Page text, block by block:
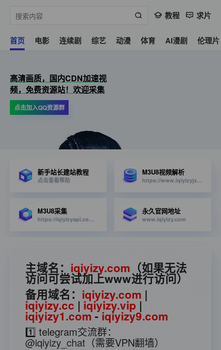
教程 求片
首页 电影 连续剧 综艺 动漫 体育 AI漫剧 伦理片
高清画质，国内CDN加速视
频，免费资源站！欢迎采集
点击加入QQ资源群
新手站长建站教程
点击查看帮助
M3U8视频解析
https://www.iqiyizyjx.com/?url=
M3U8采集
https://iqiyizyapi.com/api.php/provide/vod/from/snm3u8/at/xml
永久官网地址
www.iqiyizy.com
主域名： iqiyizy.com （如果无法
访问可尝试加上www进行访问）
备用域名： iqiyizy.com |
iqiyizy.cc | iqiyizy.vip |
iqiyizy1.com-iqiyizy9.com
1️⃣ telegram交流群：
@iqiyizy_chat （需要VPN翻墙）